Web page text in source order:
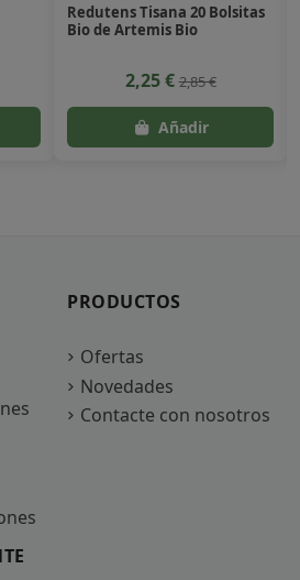
Redutens Tisana 20 Bolsitas
Bio de Artemis Bio
2,25 €2,85 €
PRODUCTOS
Ofertas
Novedades
Contacte con nosotros